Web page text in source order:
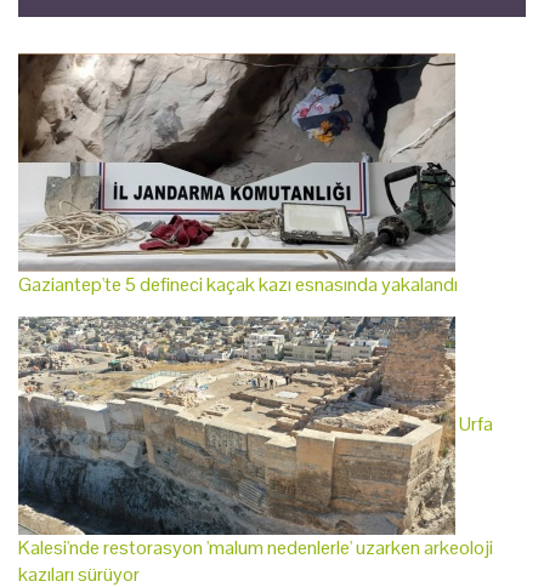
Gaziantep'te 5 defineci kaçak kazı esnasında yakalandı
Urfa
Kalesi'nde restorasyon 'malum nedenlerle' uzarken arkeoloji
kazıları sürüyor